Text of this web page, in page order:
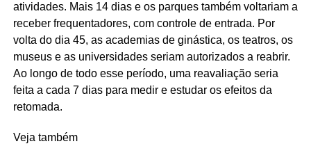
atividades. Mais 14 dias e os parques também voltariam a
receber frequentadores, com controle de entrada. Por
volta do dia 45, as academias de ginástica, os teatros, os
museus e as universidades seriam autorizados a reabrir.
Ao longo de todo esse período, uma reavaliação seria
feita a cada 7 dias para medir e estudar os efeitos da
retomada.
Veja também